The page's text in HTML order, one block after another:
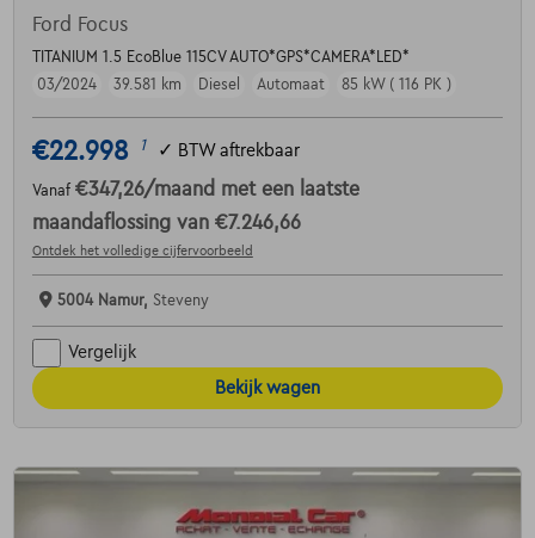
Ford Focus
TITANIUM 1.5 EcoBlue 115CV AUTO*GPS*CAMERA*LED*
03/2024
39.581 km Diesel Automaat 85 kW ( 116 PK )
€22.998 1 ✓ BTW aftrekbaar
Vanaf €347,26/maand met een laatste
maandaflossing van €7.246,66
Ontdek het volledige cijfervoorbeeld
5004 Namur, Steveny
Vergelijk
Bekijk wagen